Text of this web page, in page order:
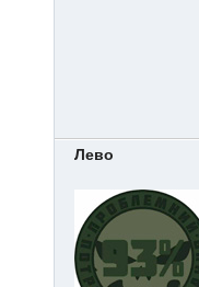
Лево